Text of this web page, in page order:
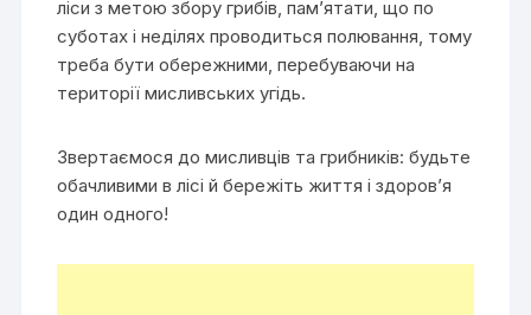
ліси з метою збору грибів, пам’ятати, що по
суботах і неділях проводиться полювання, тому
треба бути обережними, перебуваючи на
території мисливських угідь.
Звертаємося до мисливців та грибників: будьте
обачливими в лісі й бережіть життя і здоров’я
один одного!